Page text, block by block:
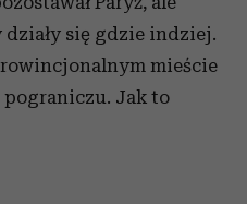
się gdzie indziej.
mieście
Jak to